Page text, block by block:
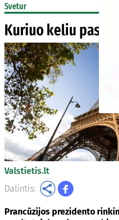
Svetur
Kuriuo keliu pasuks
Valstietis.lt
Dalintis:
Prancūzijos prezidento